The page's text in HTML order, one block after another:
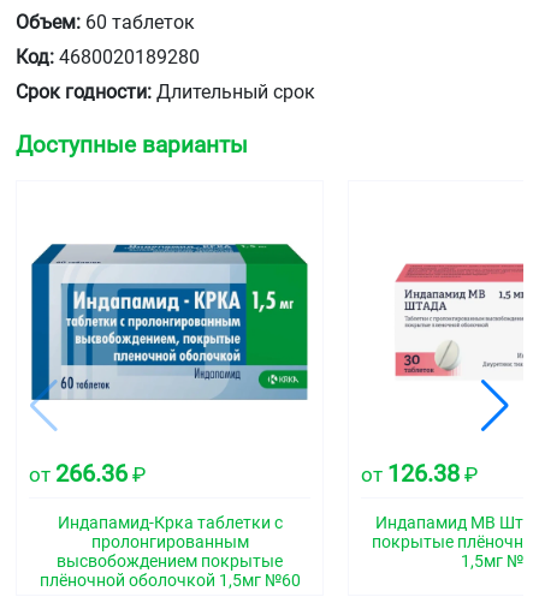
Объем: 60 таблеток
Код: 4680020189280
Срок годности: Длительный срок
Доступные варианты
от 266.36 ₽
Индапамид-Крка таблетки с
пролонгированным
высвобождением покрытые
плёночной оболочкой 1,5мг №60
от 126.38 ₽
Индапамид МВ
покрытые
1,5мг